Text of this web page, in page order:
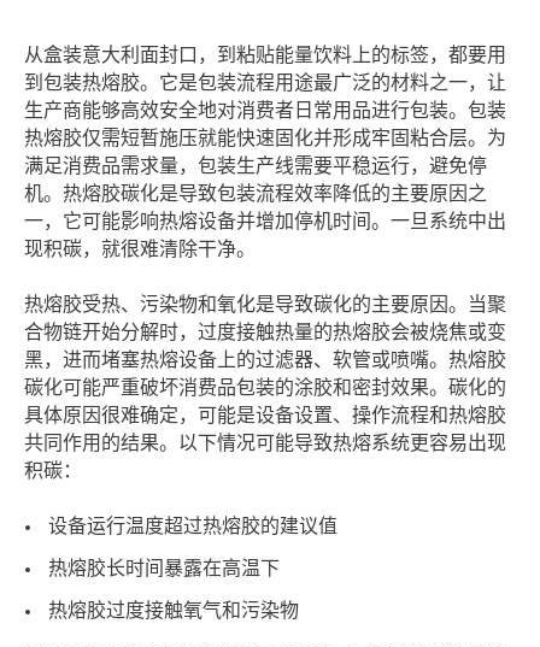
从盒装意大利面封口，到粘贴能量饮料上的标签，都要用
到包装热熔胶。它是包装流程用途最广泛的材料之一，让
生产商能够高效安全地对消费者日常用品进行包装。包装
热熔胶仅需短暂施压就能快速固化并形成牢固粘合层。为
满足消费品需求量，包装生产线需要平稳运行，避免停
机。热熔胶碳化是导致包装流程效率降低的主要原因之
一，它可能影响热熔设备并增加停机时间。一旦系统中出
现积碳，就很难清除干净。
热熔胶受热、污染物和氧化是导致碳化的主要原因。当聚
合物链开始分解时，过度接触热量的热熔胶会被烧焦或变
黑，进而堵塞热熔设备上的过滤器、软管或喷嘴。热熔胶
碳化可能严重破坏消费品包装的涂胶和密封效果。碳化的
具体原因很难确定，可能是设备设置、操作流程和热熔胶
共同作用的结果。以下情况可能导致热熔系统更容易出现
积碳：
设备运行温度超过热熔胶的建议值
热熔胶长时间暴露在高温下
热熔胶过度接触氧气和污染物